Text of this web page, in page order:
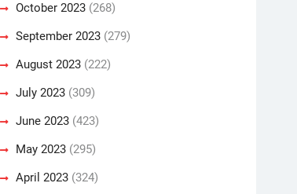
October 2023 (268)
September 2023 (279)
August 2023 (222)
July 2023 (309)
June 2023 (423)
May 2023 (295)
April 2023 (324)